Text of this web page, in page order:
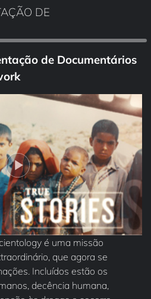
DE
de Documentários
é uma missão
que agora se
Incluídos estão os
decência humana,